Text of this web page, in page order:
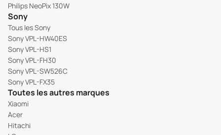
Philips NeoPix 130W
Sony
Tous les Sony
Sony VPL-HW40ES
Sony VPL-HS1
Sony VPL-FH30
Sony VPL-SW526C
Sony VPL-FX35
Toutes les autres marques
Xiaomi
Acer
Hitachi